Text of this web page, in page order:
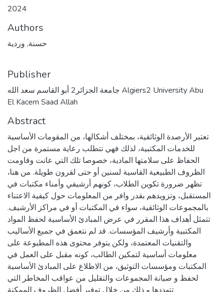
2024
Authors
حسنة, وردية
Publisher
جامعة الجزائر2 أبو القاسم سعد الله Algiers2 University Abu
El Kacem Saad Allah
Abstract
تعتبر الأرصدة الوثائقية، بمختلف أشكالها، من المقومات الأساسية
للخدمات المكتبية، لذلك فهي تتطلب رعاية مستمرة من اجل
الحفاظ على سلامتها المادية، خصوصا تلك التي عانت وقاومت
الظروف الطبيعية القاسية لسنين أو حتى لقرون طويلة. من هنا،
تظهر ضرورة تكوين الطلاب، كونهم أرشيفي وأمناء مكتبات في
المستقبل، وتزويدهم بقدر وافر من المعلومات حول كيفية الاعتناء
بالمجموعات الوثائقية، سواء في المكتبات أو في مراكز الأرشيف.
تتمثل أهداف هذا المقرر في عرض المبادئ الأساسية لحفظ المواد
المكتبية وأرشيف المؤسسات. قد لم نتعمق في جميع الأساليب
والتقنيات المعتمدة، ولكن يتوفر محتوى هذه المطبوعة على
معلومات أساسية لتمكين الطالب، كونه مقبل على العمل في
المكتبات ومؤسسات التوثيق، من الاطلاع على المبادئ الأساسية
لحفظ و صيانة المجموعات والتقليل من عواقب المخاطر التي